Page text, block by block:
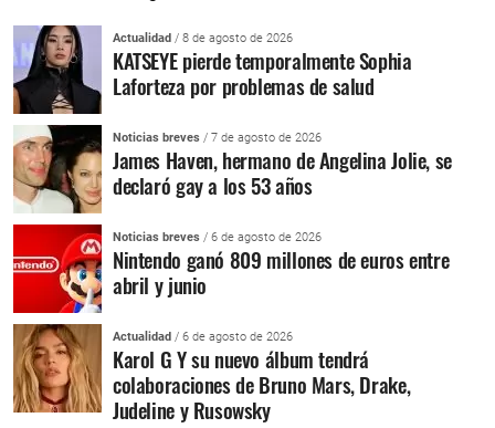
Actualidad / 8 de agosto de 2026
KATSEYE pierde temporalmente Sophia
Laforteza por problemas de salud
Noticias breves / 7 de agosto de 2026
James Haven, hermano de Angelina Jolie, se
declaró gay a los 53 años
Noticias breves / 6 de agosto de 2026
Nintendo ganó 809 millones de euros entre
abril y junio
Actualidad / 6 de agosto de 2026
Karol G Y su nuevo álbum tendrá
colaboraciones de Bruno Mars, Drake,
Judeline y Rusowsky